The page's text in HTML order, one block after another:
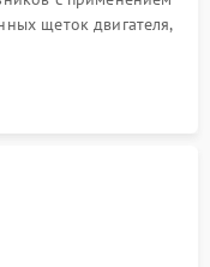
щеток двигателя,
манжеты.